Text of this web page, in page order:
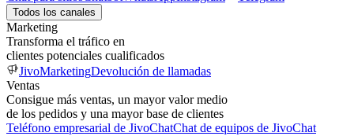
Todos los canales
Marketing
Transforma el tráfico en
clientes potenciales cualificados
JivoMarketingDevolución de llamadas
Ventas
Consigue más ventas, un mayor valor medio
de los pedidos y una mayor base de clientes
Teléfono empresarial de JivoChatChat de equipos de JivoChat